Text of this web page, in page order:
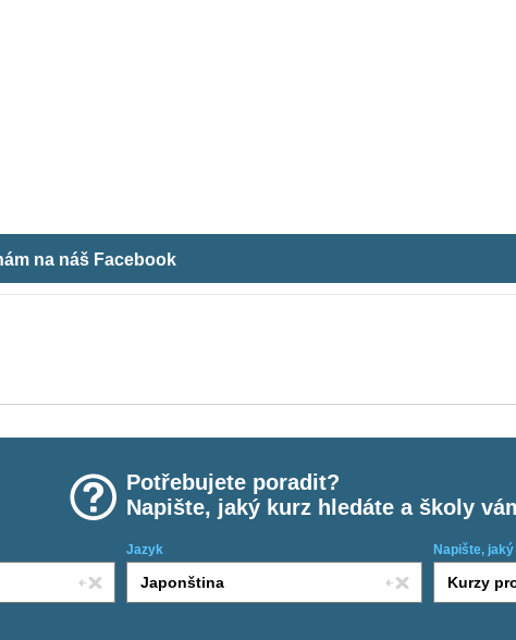
na náš Facebook
Potřebujete poradit?
Napište, jaký kurz hledáte a školy
Jazyk Napište,